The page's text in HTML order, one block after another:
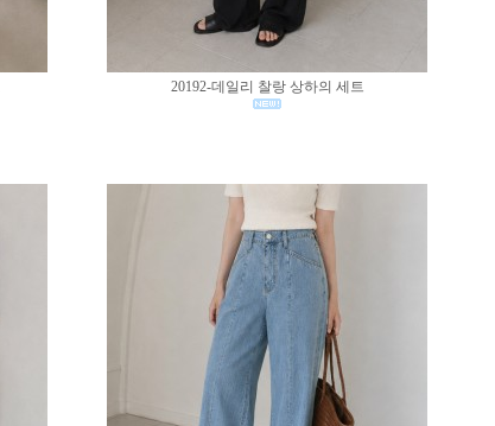
20192-데일리 찰랑 상하의 세트